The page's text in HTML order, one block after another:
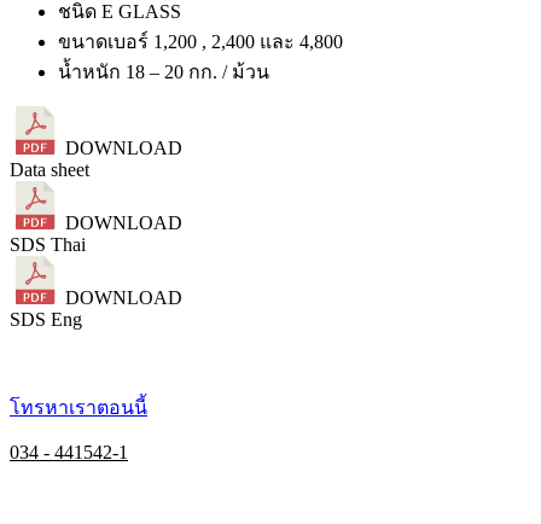
ชนิด E GLASS
ขนาดเบอร์ 1,200 , 2,400 และ 4,800
น้ำหนัก 18 – 20 กก. / ม้วน
DOWNLOAD
Data sheet
DOWNLOAD
SDS Thai
DOWNLOAD
SDS Eng
โทรหาเราตอนนี้
034 - 441542-1